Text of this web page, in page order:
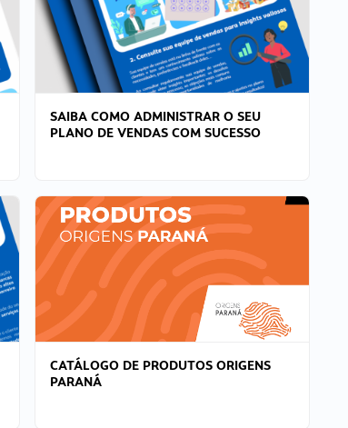
SAIBA COMO ADMINISTRAR O SEU
PLANO DE VENDAS COM SUCESSO
CATÁLOGO DE PRODUTOS ORIGENS
PARANÁ